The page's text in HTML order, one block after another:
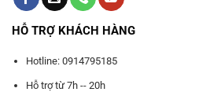
HỖ TRỢ KHÁCH HÀNG
Hotline: 0914795185
Hỗ trợ từ 7h -- 20h